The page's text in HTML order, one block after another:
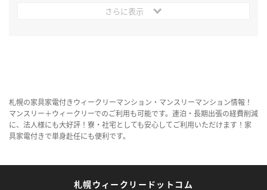
さらに表示
札幌の家具家電付きウィークリーマンション・マンスリーマンション情報！
マンスリー＋ウィークリーでのご利用も可能です。連泊・長期出張の経費削減
に、法人様にも大好評！寮・社宅としても安心してご利用いただけます！家
具家電付きで単身赴任にも便利です。
札幌ウィークリードットコム